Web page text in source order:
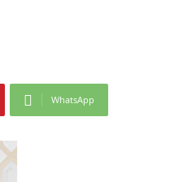
WhatsApp